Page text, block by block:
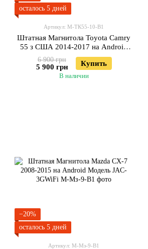
осталось 5 дней
Артикул: М-ТК55-10-В1
Штатная Магнитола Toyota Camry
55 з США 2014-2017 на Android
Модель JAC-3GWiFi
6 900 грн
5 900 грн Купить
В наличии
−20%
осталось 5 дней
Артикул: М-Мз-9-В1